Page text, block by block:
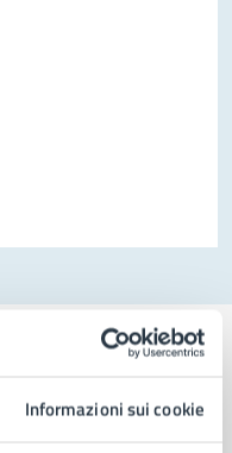
Informazioni sui cookie